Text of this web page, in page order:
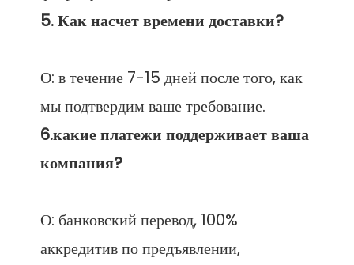
О: в течение 7-15 дней после того, как
6.какие платежи поддерживает ваша
О: банковский перевод, 100%
аккредитив по предъявлении,